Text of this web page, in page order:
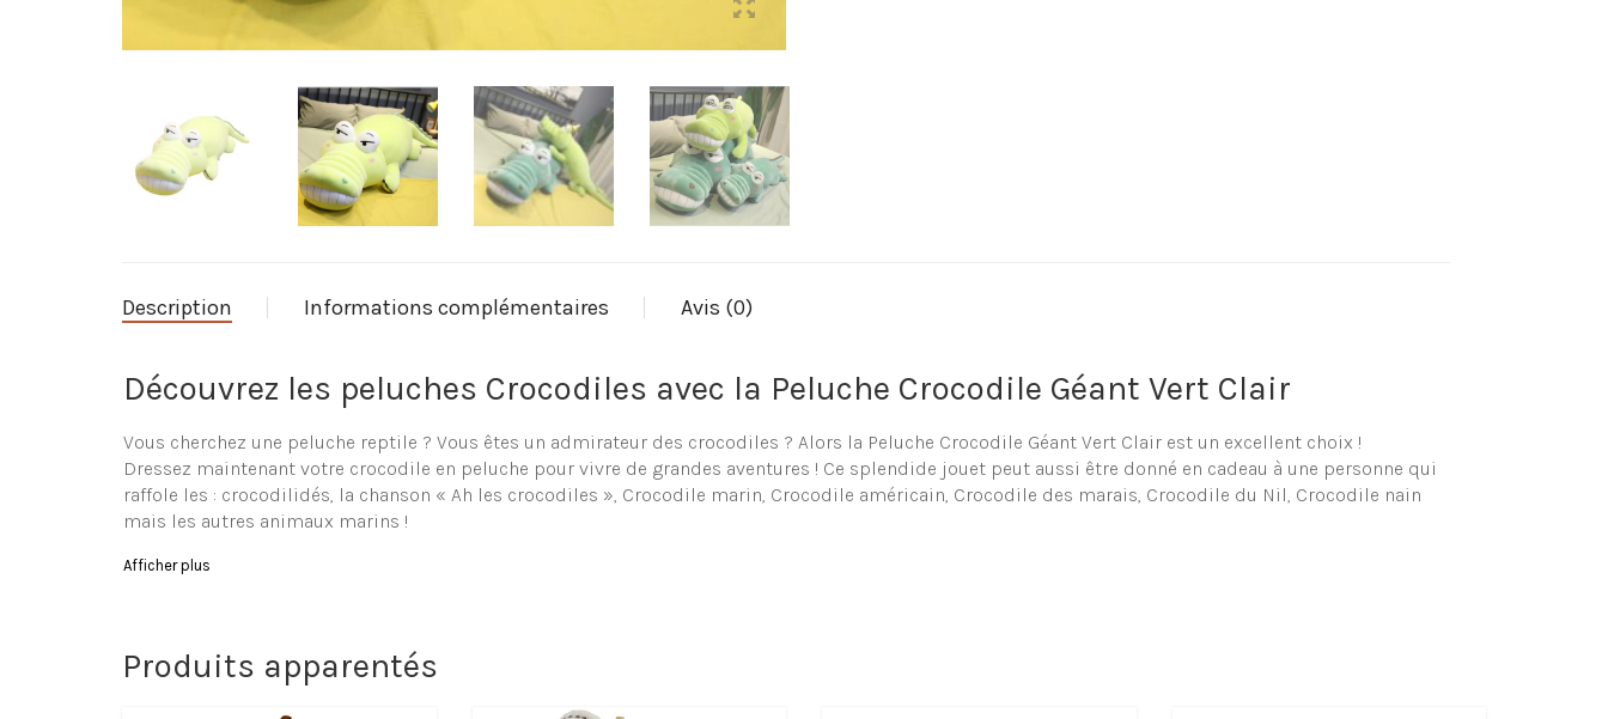
Description Informations complémentaires Avis (0)
Découvrez les peluches Crocodiles avec la Peluche Crocodile Géant Vert Clair
Vous cherchez une peluche reptile ? Vous êtes un admirateur des crocodiles ? Alors la Peluche Crocodile Géant Vert Clair est un excellent choix !
Dressez maintenant votre crocodile en peluche pour vivre de grandes aventures ! Ce splendide jouet peut aussi être donné en cadeau à une personne qui
raffole les : crocodilidés, la chanson « Ah les crocodiles », Crocodile marin, Crocodile américain, Crocodile des marais, Crocodile du Nil, Crocodile nain
mais les autres animaux marins !
Parcourez notre ribambelle de crocodile en peluche
Informations de la Peluche Crocodile Géant Vert Clair
Afficher plus
Produits apparentés